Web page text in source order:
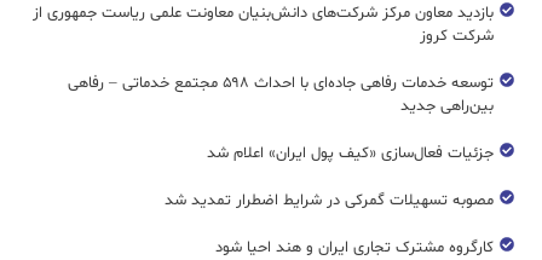
بازدید معاون مرکز شرکت‌های دانش‌بنیان معاونت علمی ریاست جمهوری از
شرکت کروز
توسعه خدمات رفاهی جاده‌ای با احداث ۵۹۸ مجتمع خدماتی – رفاهی
بین‌راهی جدید
جزئیات فعال‌سازی «کیف پول ایران» اعلام شد
مصوبه تسهیلات گمرکی در شرایط اضطرار تمدید شد
کارگروه مشترک تجاری ایران و هند احیا شود